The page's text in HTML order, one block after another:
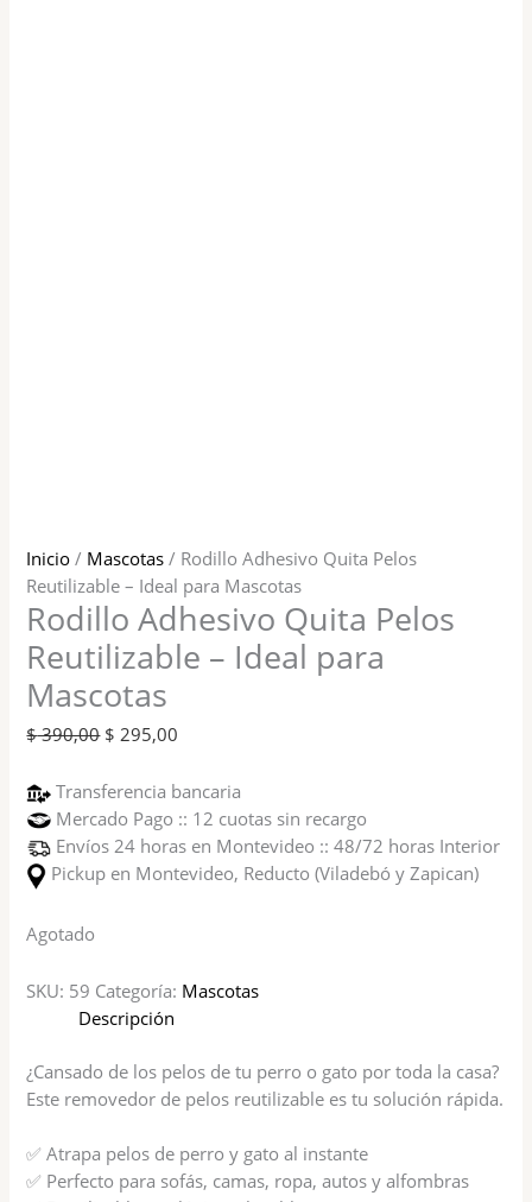
Inicio / Mascotas / Rodillo Adhesivo Quita Pelos
Reutilizable – Ideal para Mascotas
Rodillo Adhesivo Quita Pelos
Reutilizable – Ideal para
Mascotas
$390,00 $ 295,00
Transferencia bancaria
Mercado Pago :: 12 cuotas sin recargo
Envíos 24 horas en Montevideo :: 48/72 horas Interior
Pickup en Montevideo, Reducto (Viladebó y Zapican)
Agotado
SKU: 59 Categoría: Mascotas
Descripción
¿Cansado de los pelos de tu perro o gato por toda la casa?
Este removedor de pelos reutilizable es tu solución rápida.
✅ Atrapa pelos de perro y gato al instante
✅ Perfecto para sofás, camas, ropa, autos y alfombras